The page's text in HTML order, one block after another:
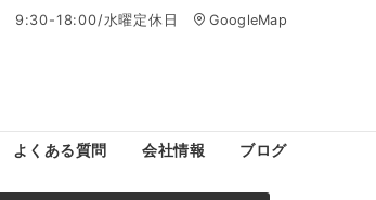
9:30-18:00/水曜定休日 GoogleMap
よくある質問 会社情報 ブログ